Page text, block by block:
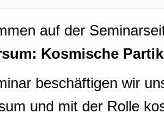
auf der
Kosmische
beschäftigen wir
und mit der Rolle